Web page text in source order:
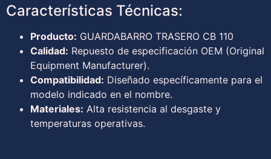
Características Técnicas:
Producto: GUARDABARRO TRASERO CB 110
Calidad: Repuesto de especificación OEM (Original
Equipment Manufacturer).
Compatibilidad: Diseñado específicamente para el
modelo indicado en el nombre.
Materiales: Alta resistencia al desgaste y
temperaturas operativas.